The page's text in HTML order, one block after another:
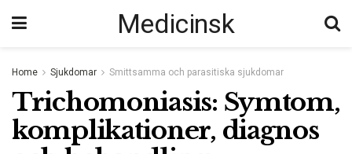
Medicinsk
Home Sjukdomar Smittsamma och parasitiska sjukdomar
Trichomoniasis: Symtom,
komplikationer, diagnos